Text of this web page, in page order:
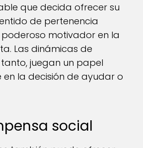
que decida ofrecer su
de pertenencia
motivador en la
Las dinámicas de
juegan un papel
la decisión de ayudar o
social